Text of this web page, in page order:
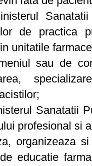
de practica
unitatile
sau de
Sanatatii
profesional si
organizeaza
educatie